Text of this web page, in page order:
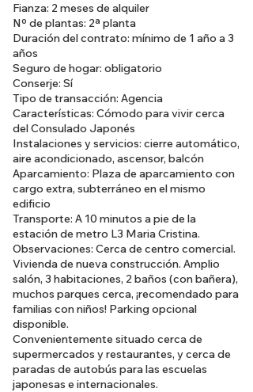
Fianza: 2 meses de alquiler
Nº de plantas: 2ª planta
Duración del contrato: mínimo de 1 año a 3
años
Seguro de hogar: obligatorio
Conserje: Sí
Tipo de transacción: Agencia
Características: Cómodo para vivir cerca
del Consulado Japonés
Instalaciones y servicios: cierre automático,
aire acondicionado, ascensor, balcón
Aparcamiento: Plaza de aparcamiento con
cargo extra, subterráneo en el mismo
edificio
Transporte: A 10 minutos a pie de la
estación de metro L3 Maria Cristina.
Observaciones: Cerca de centro comercial.
Vivienda de nueva construcción. Amplio
salón, 3 habitaciones, 2 baños (con bañera),
muchos parques cerca, ¡recomendado para
familias con niños! Parking opcional
disponible.
Convenientemente situado cerca de
supermercados y restaurantes, y cerca de
paradas de autobús para las escuelas
japonesas e internacionales.